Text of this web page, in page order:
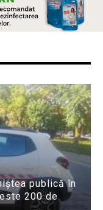
publică în
200 de